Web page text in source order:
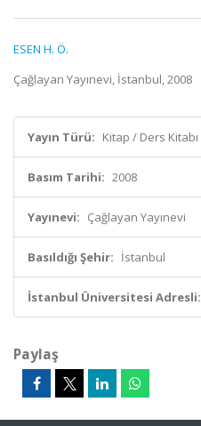
ESEN H. Ö.
Çağlayan Yayınevi, İstanbul, 2008
Yayın Türü: Kitap / Ders Kitabı
Basım Tarihi: 2008
Yayınevi: Çağlayan Yayınevi
Basıldığı Şehir: İstanbul
İstanbul Üniversitesi Adresli:
Paylaş